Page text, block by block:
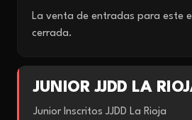
La venta de entradas para este
cerrada.
JUNIOR JJDD LA
Junior Inscritos JJDD La Rioja